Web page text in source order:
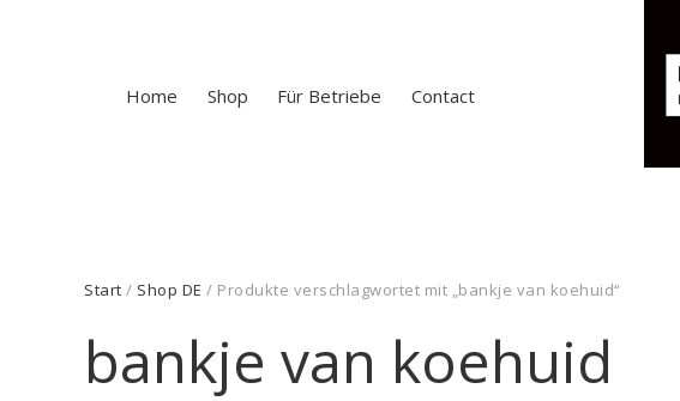
Home Shop Für Betriebe Contact
Start / Shop DE / Produkte verschlagwortet mit „bankje van koehuid“
bankje van koehuid